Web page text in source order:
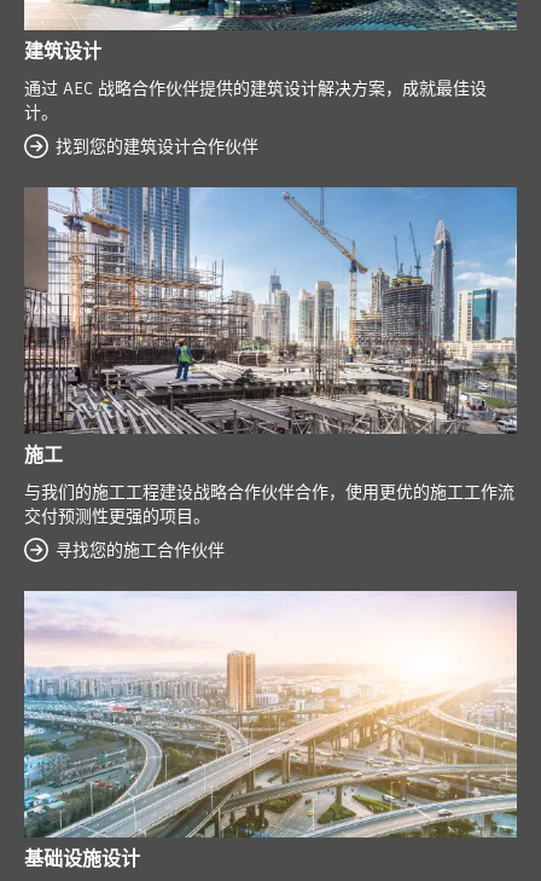
建筑设计
通过 AEC 战略合作伙伴提供的建筑设计解决方案，成就最佳设
计。
找到您的建筑设计合作伙伴
施工
与我们的施工工程建设战略合作伙伴合作，使用更优的施工工作流
交付预测性更强的项目。
寻找您的施工合作伙伴
基础设施设计